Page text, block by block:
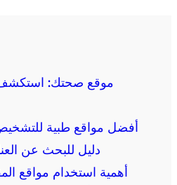
موقع صحتك:
أفضل مواقع طبية للتشخيص
دليل للبحث عن
أهمية استخدام مواقع